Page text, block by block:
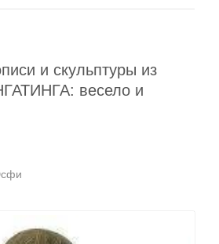
и скульптуры из
весело и